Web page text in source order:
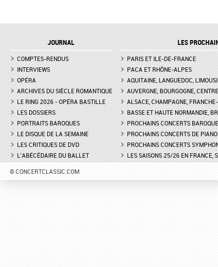
JOURNAL
COMPTES-RENDUS
INTERVIEWS
OPÉRA
ARCHIVES DU SIÈCLE ROMANTIQUE
LE RING 2026 - OPÉRA BASTILLE
LES DOSSIERS
PORTRAITS BAROQUES
LE DISQUE DE LA SEMAINE
LES CRITIQUES DE DVD
L'ABÉCÉDAIRE DU BALLET
LES
PARIS ET ILE-DE-FRANCE
PACA ET RHÔNE-ALPES
AQUITAINE, LANGUEDOC,
AUVERGNE, BOURGOGNE, CENTRE
ALSACE, CHAMPAGNE,
BASSE ET HAUTE NORMANDIE,
PROCHAINS CONCERTS
PROCHAINS CONCERTS DE PIANO
PROCHAINS CONCERTS
LES SAISONS 25/26 EN FRANCE,
© CONCERTCLASSIC.COM